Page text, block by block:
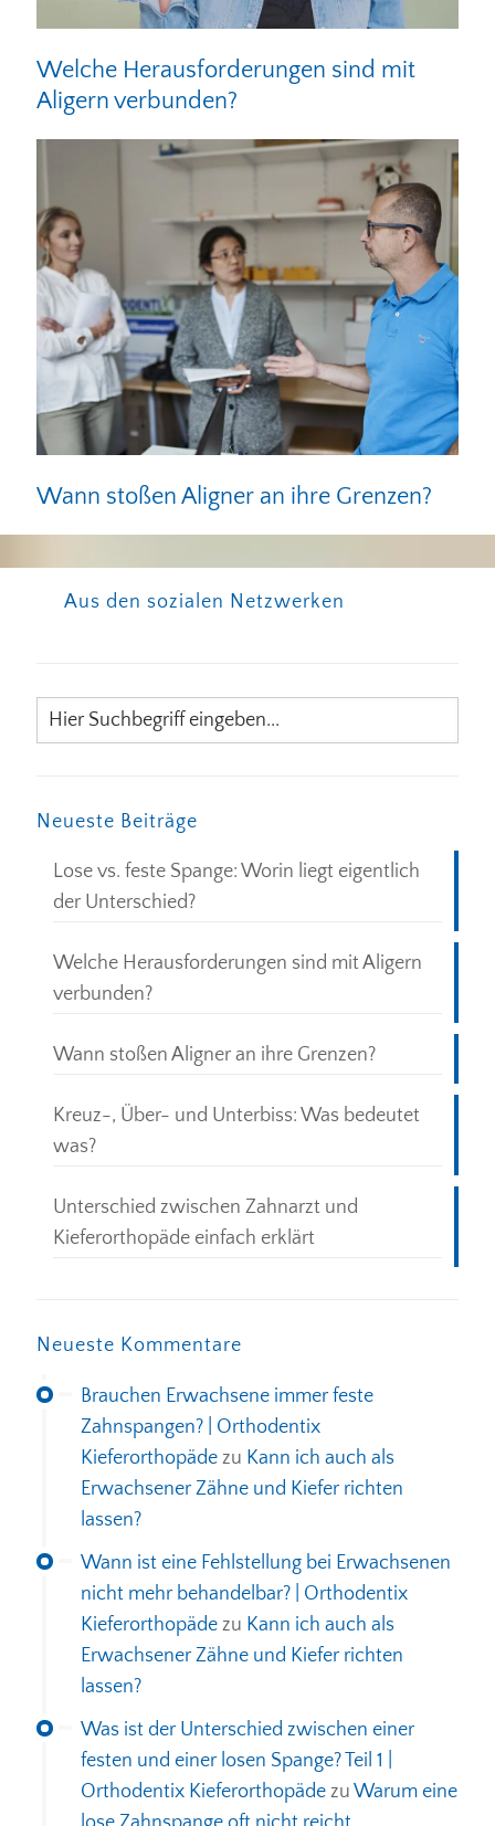
Welche Herausforderungen sind mit
Aligern verbunden?
Wann stoßen Aligner an ihre Grenzen?
Aus den sozialen Netzwerken
Neueste Beiträge
Lose vs. feste Spange: Worin liegt eigentlich
der Unterschied?
Welche Herausforderungen sind mit Aligern
verbunden?
Wann stoßen Aligner an ihre Grenzen?
Kreuz-, Über- und Unterbiss: Was bedeutet
was?
Unterschied zwischen Zahnarzt und
Kieferorthopäde einfach erklärt
Neueste Kommentare
Brauchen Erwachsene immer feste
Zahnspangen? | Orthodentix
Kieferorthopäde zu Kann ich auch als
Erwachsener Zähne und Kiefer richten
lassen?
Wann ist eine Fehlstellung bei Erwachsenen
nicht mehr behandelbar? | Orthodentix
Kieferorthopäde zu Kann ich auch als
Erwachsener Zähne und Kiefer richten
lassen?
Was ist der Unterschied zwischen einer
festen und einer losen Spange? Teil 1 |
Orthodentix Kieferorthopäde zu Warum eine